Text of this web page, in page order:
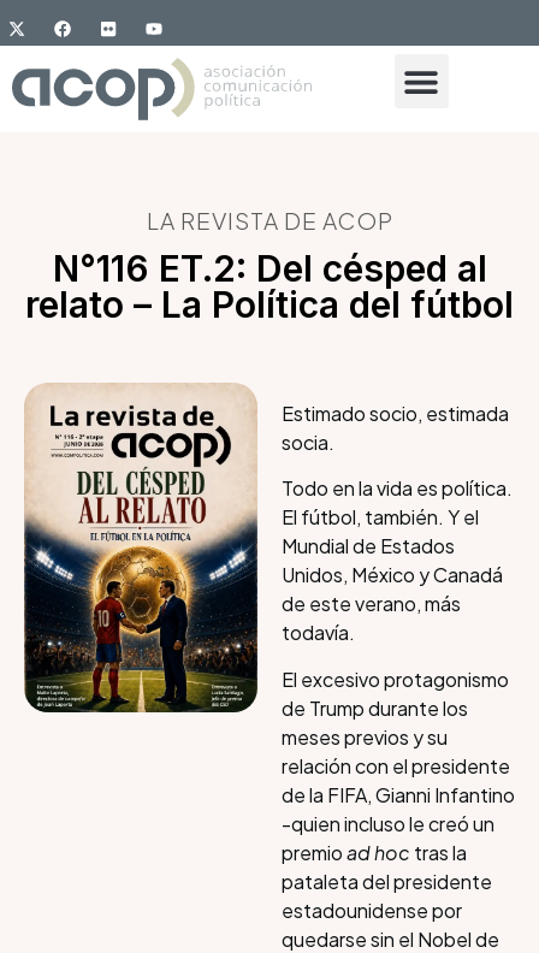
LA REVISTA DE ACOP
N°116 ET.2: Del césped al
relato – La Política del fútbol
Estimado socio, estimada
socia.
Todo en la vida es política.
El fútbol, también. Y el
Mundial de Estados
Unidos, México y Canadá
de este verano, más
todavía.
El excesivo protagonismo
de Trump durante los
meses previos y su
relación con el presidente
de la FIFA, Gianni Infantino
-quien incluso le creó un
premioad hoc tras la
pataleta del presidente
estadounidense por
quedarse sin el Nobel de